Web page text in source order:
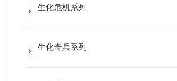
生化危机系列
生化奇兵系列